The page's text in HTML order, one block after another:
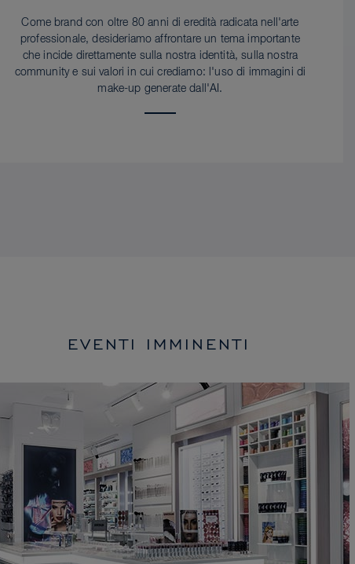
Come brand con oltre 80 anni di eredità radicata nell'arte
professionale, desideriamo affrontare un tema importante
che incide direttamente sulla nostra identità, sulla nostra
community e sui valori in cui crediamo: l'uso di immagini di
make-up generate dall'AI.
EVENTI IMMINENTI